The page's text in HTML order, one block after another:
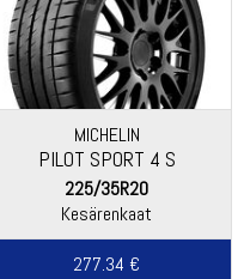
MICHELIN
PILOT SPORT 4 S
225/35R20
Kesärenkaat
277.34 €